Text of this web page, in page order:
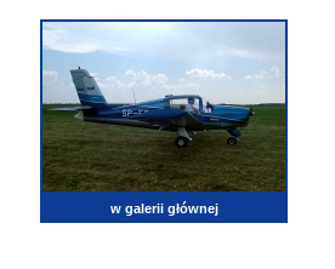
w galerii głównej